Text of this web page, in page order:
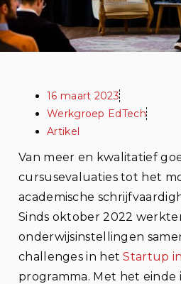
16 maart 2023
Werkgroep EdTech
Artikel
Van meer en kwalitatief
cursusevaluaties tot het
academische
Sinds oktober 2022
onderwijsinstellingen
challenges in hetStartup
programma. Met het einde